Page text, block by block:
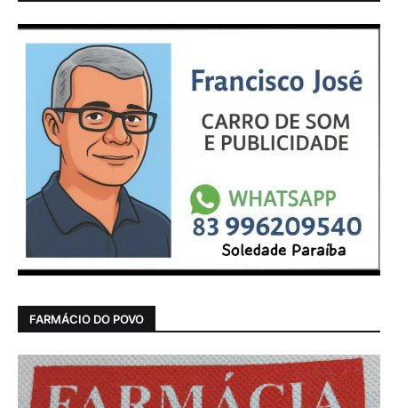
FARMÁCIO DO POVO